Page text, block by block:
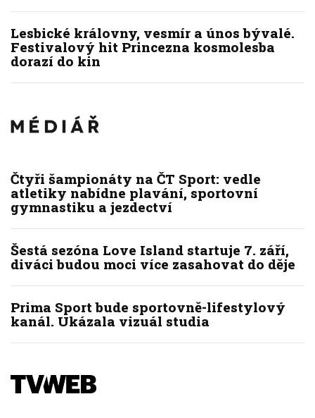
Lesbické královny, vesmír a únos bývalé.
Festivalový hit Princezna kosmolesba
dorazí do kin
Čtyři šampionáty na ČT Sport: vedle
atletiky nabídne plavání, sportovní
gymnastiku a jezdectví
Šestá sezóna Love Island startuje 7. září,
diváci budou moci více zasahovat do děje
Prima Sport bude sportovně-lifestylový
kanál. Ukázala vizuál studia